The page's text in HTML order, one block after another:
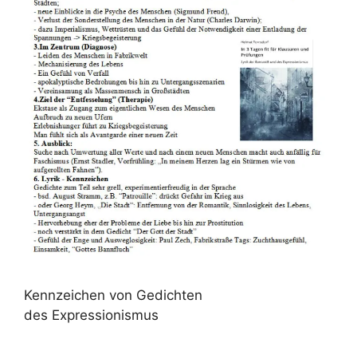
Kennzeichen von Gedichten
des Expressionismus